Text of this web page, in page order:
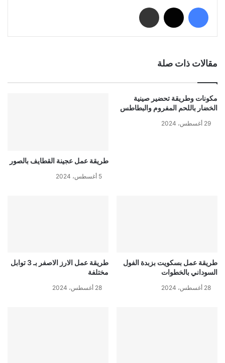
فيسبوك
مقالات ذات صلة
مكونات وطريقة تحضير صينية
الخضار باللحم المفروم والبطاطس
29 أغسطس، 2024
طريقة عمل عجينة القطايف بالصور
5 أغسطس، 2024
طريقة عمل بسكويت بزبدة الفول
السوداني بالخطوات
28 أغسطس، 2024
طريقة عمل الارز الاصفر بـ 3 توابل
مختلفة
28 أغسطس، 2024